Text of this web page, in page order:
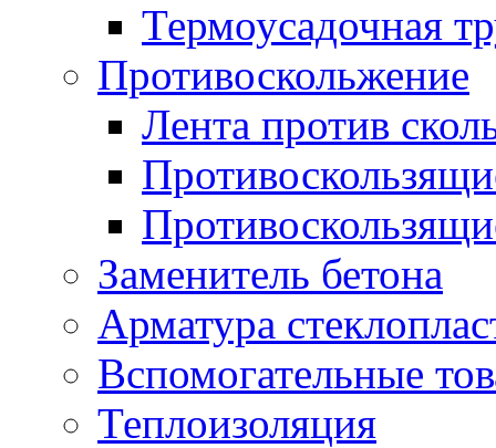
Термоусадочная
Противоскольжение
Лента против
Заменитель бетона
Арматура
Вспомогательные
Теплоизоляция